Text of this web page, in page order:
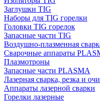
Заглушки TIG
Наборы для TIG горелки
Головки TIG горелок
Запасные части TIG
Воздушно-плазменная
Сварочные аппараты
Плазмотроны
Запасные части PLASMA
Лазерная сварка, резка и
Аппараты лазерной сварки
Горелки лазерные